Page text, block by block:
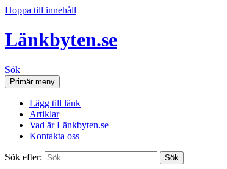
Hoppa till innehåll
Länkbyten.se
Sök
Primär meny
Lägg till länk
Artiklar
Vad är Länkbyten.se
Kontakta oss
Sök efter: